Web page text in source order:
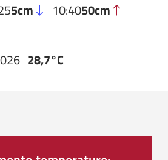
5cm 10:4050cm
28,7°C